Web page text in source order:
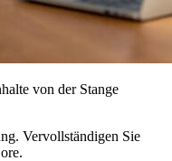
von der Stange
Vervollständigen Sie